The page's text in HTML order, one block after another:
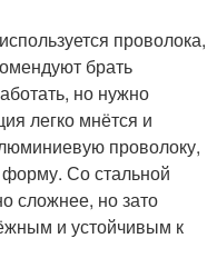
проволока,
брать
но нужно
легко мнётся и
проволоку,
Со стальной
сложнее, но зато
и устойчивым к